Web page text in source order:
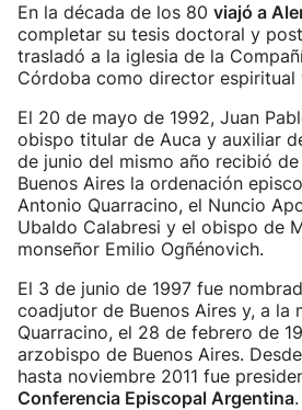
En la década de los 80 viajó a
completar su tesis doctoral y
trasladó a la iglesia de la
Córdoba como director espiritual
El 20 de mayo de 1992, Juan
obispo titular de Auca y auxiliar
de junio del mismo año recibió
Buenos Aires la ordenación
Antonio Quarracino, el Nuncio
Ubaldo Calabresi y el obispo de
monseñor Emilio Ogñénovich.
El 3 de junio de 1997 fue
coadjutor de Buenos Aires y, a la
Quarracino, el 28 de febrero de
arzobispo de Buenos Aires.
hasta noviembre 2011 fue
Conferencia Episcopal Argentina.